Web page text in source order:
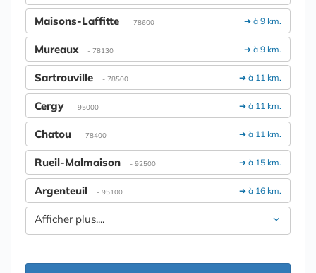
➔ à 9 km.
Maisons-Laffitte - 78600
➔ à 9 km.
Mureaux - 78130
➔ à 11 km.
Sartrouville - 78500
➔ à 11 km.
Cergy - 95000
➔ à 11 km.
Chatou - 78400
➔ à 15 km.
Rueil-Malmaison - 92500
➔ à 16 km.
Argenteuil - 95100
Afficher plus....